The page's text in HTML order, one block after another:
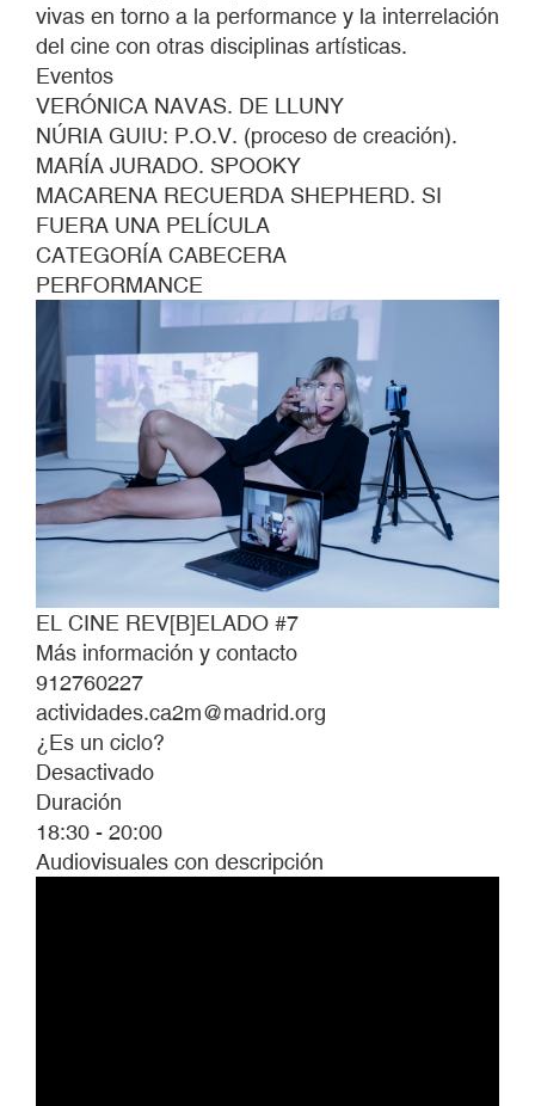
vivas en torno a la performance y la interrelación
del cine con otras disciplinas artísticas.
Eventos
VERÓNICA NAVAS. DE LLUNY
NÚRIA GUIU: P.O.V. (proceso de creación).
MARÍA JURADO. SPOOKY
MACARENA RECUERDA SHEPHERD. SI
FUERA UNA PELÍCULA
CATEGORÍA CABECERA
PERFORMANCE
EL CINE REV[B]ELADO #7
Más información y contacto
912760227
actividades.ca2m@madrid.org
¿Es un ciclo?
Desactivado
Duración
18:30 - 20:00
Audiovisuales con descripción